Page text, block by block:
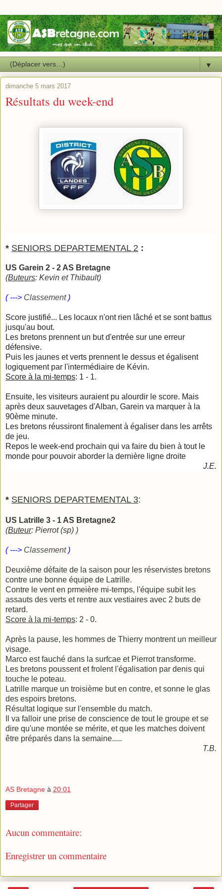
▼
dimanche 5 mars 2017
Résultats du week-end
* SENIORS DEPARTEMENTAL 2 :
US Garein 2 - 2 AS Bretagne
(Buteurs: Kevin et Thibault)
( ---> Classement)
Score justifié... Les locaux n'ont rien lâché et se sont battus
jusqu'au bout.
Les bretons prennent un but d'entrée sur une erreur
défensive.
Puis les jaunes et verts prennent le dessus et égalisent
logiquement par l'intermédiaire de Kévin.
Score à la mi-temps: 1 - 1.
Ensuite, les visiteurs auraient pu alourdir le score. Mais
après deux sauvetages d'Alban, Garein va marquer à la
90ème minute.
Les bretons réussiront finalement à égaliser dans les arrêts
de jeu.
Repos le week-end prochain qui va faire du bien à tout le
monde pour pouvoir aborder la dernière ligne droite
J.E.
* SENIORS DEPARTEMENTAL 3:
US Latrille 3 - 1 AS Bretagne2
(Buteur: Pierrot (sp) )
( ---> Classement)
Deuxième défaite de la saison pour les réservistes bretons
contre une bonne équipe de Latrille.
Contre le vent en prmeière mi-temps, l'équipe subit les
assauts des verts et rentre aux vestiaires avec 2 buts de
retard.
Score à la mi-temps: 2 - 0.
Après la pause, les hommes de Thierry montrent un meilleur
visage.
Marco est fauché dans la surfcae et Pierrot transforme.
Les bretons poussent et frolent l'égalisation par denis qui
touche le poteau.
Latrille marque un troisième but en contre, et sonne le glas
des espoirs bretons.
Résultat logique sur l'ensemble du match.
Il va falloir une prise de conscience de tout le groupe et se
dire qu'une montée se mérite, et que les matches doivent
être préparés dans la semaine.....
T.B.
AS Bretagne à 20:01
Partager
Aucun commentaire:
Enregistrer un commentaire